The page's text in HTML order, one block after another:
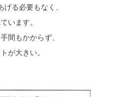
る必要もなく、
います。
間もかからず、
が大きい。